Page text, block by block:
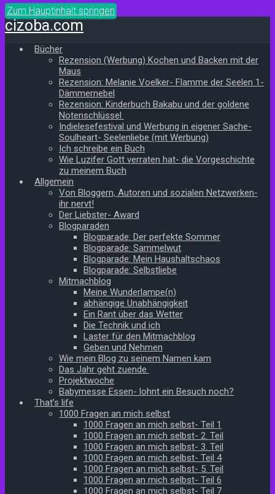
Zum Hauptinhalt springen
cizoba.com
Bücher
Rezension (Werbung) Kochen und Backen mit der
Maus
Rezension: Melanie Voelker- Flamme der Seelen 1-
Dämmernebel
Rezension: Kinderbuch Bakabu und der goldene
Notenschlüssel
Indielesefestival und Werbung in eigener Sache-
Soulheart- Seelenliebe (mit Werbung)
Ich schreibe ein Buch
Wie Luzifer Gott verraten hat- die Vorgeschichte
zu meinem Buch
Allgemein
Von Bloggern, Autoren und sozialen Netzwerken-
ihr nervt!
Der Liebster- Award
Blogparaden
Blogparade: Der perfekte Sommer
Blogparade: Sammelwut
Blogparade: Mein Haushaltschaos
Blogparade: Selbstliebe
Mitmachblog
Meine Wunderlampe(n)
abhängige Unabhängigkeit
Ein Rant über das Wetter
Die Technik und ich
Laster für den Mitmachblog
Geben und Nehmen
Wie mein Blog zu seinem Namen kam
Das Jahr geht zuende
Projektwoche
Babymesse Essen- lohnt ein Besuch noch?
That’s life
1000 Fragen an mich selbst
1000 Fragen an mich selbst- Teil 1
1000 Fragen an mich selbst- 2. Teil
1000 Fragen an mich selbst- 3. Teil
1000 Fragen an mich selbst- Teil 4
1000 Fragen an mich selbst- 5. Teil
1000 Fragen an mich selbst- Teil 6
1000 Fragen an mich selbst- Teil 7